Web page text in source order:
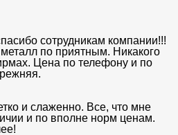
сотрудникам компании!!!
по приятным. Никакого
Цена по телефону и по
и слаженно. Все, что мне
и по вполне норм ценам.